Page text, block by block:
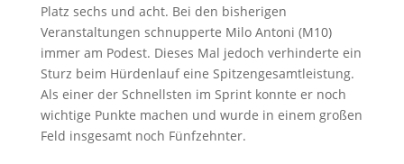
Platz sechs und acht. Bei den bisherigen
Veranstaltungen schnupperte Milo Antoni (M10)
immer am Podest. Dieses Mal jedoch verhinderte ein
Sturz beim Hürdenlauf eine Spitzengesamtleistung.
Als einer der Schnellsten im Sprint konnte er noch
wichtige Punkte machen und wurde in einem großen
Feld insgesamt noch Fünfzehnter.